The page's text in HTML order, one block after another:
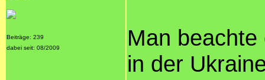
Beiträge: 239
dabei seit: 08/2009
Man
in der